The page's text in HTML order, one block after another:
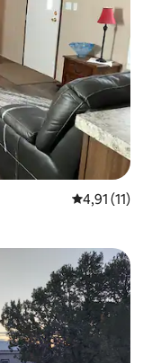
საშუალო
4,91 (11)